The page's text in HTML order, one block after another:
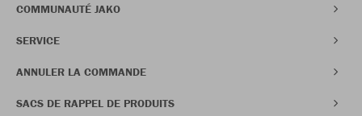
COMMUNAUTÉ JAKO
SERVICE
ANNULER LA COMMANDE
SACS DE RAPPEL DE PRODUITS